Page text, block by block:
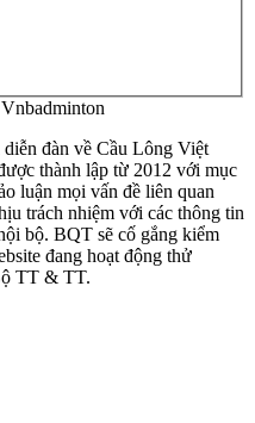
đàn về Cầu Lông Việt
thành lập từ 2012 với mục
luận mọi vấn đề liên quan
trách nhiệm với các thông tin
bộ. BQT sẽ cố gắng kiểm
đang hoạt động thử
TT & TT.